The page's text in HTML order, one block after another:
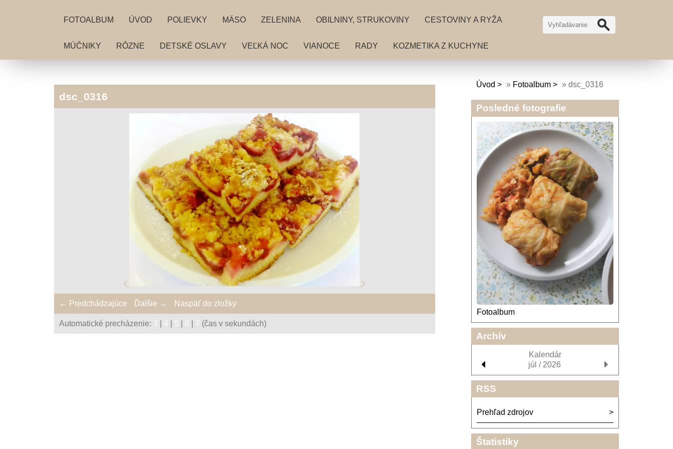
FOTOALBUM ÚVOD POLIEVKY MÄSO ZELENINA OBILNINY, STRUKOVINY CESTOVINY A RYŽA
MÚČNIKY RÔZNE DETSKÉ OSLAVY VEĽKÁ NOC VIANOCE RADY KOZMETIKA Z KUCHYNE
dsc_0316
← Predchádzajúce Ďalšie → Naspäť do zložky
Automatické precházenie: 3 4 5 6 7 (čas v sekundách)
Úvod » Fotoalbum » dsc_0316
Posledné fotografie
Fotoalbum
Archív
Kalendár
júl / 2026
RSS
Prehľad zdrojov
Štatistiky